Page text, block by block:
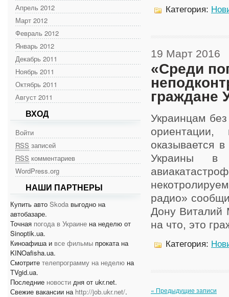
Апрель 2012
Март 2012
Февраль 2012
Январь 2012
Декабрь 2011
Ноябрь 2011
Октябрь 2011
Август 2011
ВХОД
Войти
RSS записей
RSS комментариев
WordPress.org
НАШИ ПАРТНЕРЫ
Купить авто Skoda выгодно на
автобазаре.
Точная погода в Украине на неделю от
Sinoptik.ua.
Киноафиша и все фильмы проката на
KINOafisha.ua.
Смотрите телепрограмму на неделю на
TVgid.ua.
Последние новости дня от ukr.net.
Свежие вакансии на http://job.ukr.net/.
Категория:
19 Март 2016
«Среди
граждане
Украинцам
оказывается
Украины в
радио»
Дону Виталий
на что, это
Категория:
« Предыдущие записи